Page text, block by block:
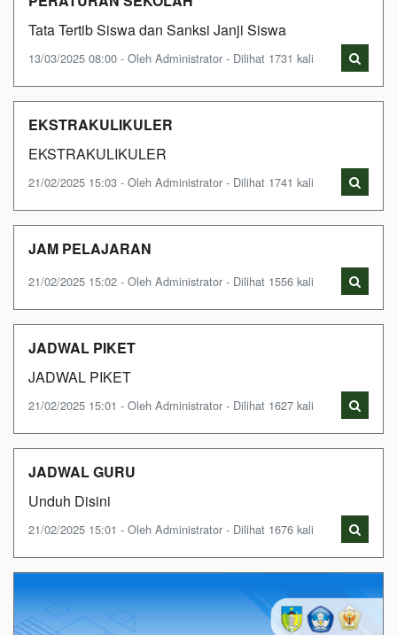
Tata Tertib Siswa dan Sanksi Janji Siswa
13/03/2025 08:00 - Oleh Administrator - Dilihat 1731 kali
EKSTRAKULIKULER
EKSTRAKULIKULER
21/02/2025 15:03 - Oleh Administrator - Dilihat 1741 kali
JAM PELAJARAN
21/02/2025 15:02 - Oleh Administrator - Dilihat 1556 kali
JADWAL PIKET
JADWAL PIKET
21/02/2025 15:01 - Oleh Administrator - Dilihat 1627 kali
JADWAL GURU
Unduh Disini
21/02/2025 15:01 - Oleh Administrator - Dilihat 1676 kali